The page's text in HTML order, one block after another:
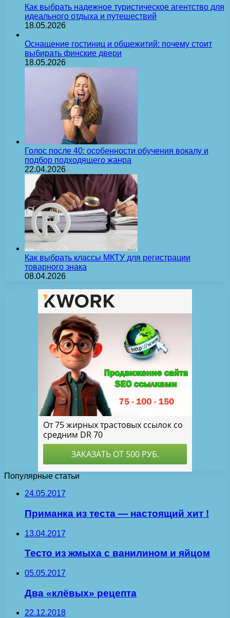
Как выбрать надежное туристическое агентство для
идеального отдыха и путешествий
18.05.2026
Оснащение гостиниц и общежитий: почему стоит
выбирать финские двери
18.05.2026
Голос после 40: особенности обучения вокалу и
подбор подходящего жанра
22.04.2026
Как выбрать классы МКТУ для регистрации
товарного знака
08.04.2026
Популярные статьи
24.05.2017
Приманка из теста — настоящий хит !
13.04.2017
Тесто из жмыха с ванилином и яйцом
05.05.2017
Два «клёвых» рецепта
22.12.2018